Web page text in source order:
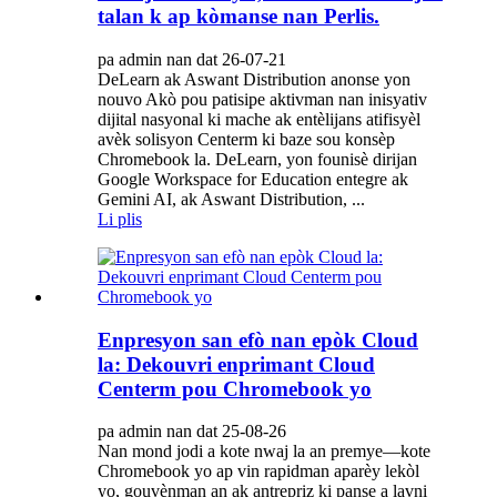
talan k ap kòmanse nan Perlis.
pa admin nan dat 26-07-21
DeLearn ak Aswant Distribution anonse yon
nouvo Akò pou patisipe aktivman nan inisyativ
dijital nasyonal ki mache ak entèlijans atifisyèl
avèk solisyon Centerm ki baze sou konsèp
Chromebook la. DeLearn, yon founisè dirijan
Google Workspace for Education entegre ak
Gemini AI, ak Aswant Distribution, ...
Li plis
Enpresyon san efò nan epòk Cloud
la: Dekouvri enprimant Cloud
Centerm pou Chromebook yo
pa admin nan dat 25-08-26
Nan mond jodi a kote nwaj la an premye—kote
Chromebook yo ap vin rapidman aparèy lekòl
yo, gouvènman an ak antrepriz ki panse a lavni